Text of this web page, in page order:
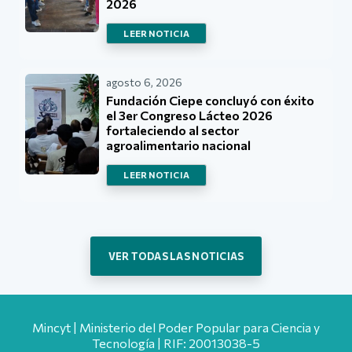
2026
LEER NOTICIA
agosto 6, 2026
Fundación Ciepe concluyó con éxito
el 3er Congreso Lácteo 2026
fortaleciendo al sector
agroalimentario nacional
LEER NOTICIA
VER TODAS LAS NOTICIAS
Mincyt | Ministerio del Poder Popular para Ciencia y
Tecnología | RIF: 20013038-5